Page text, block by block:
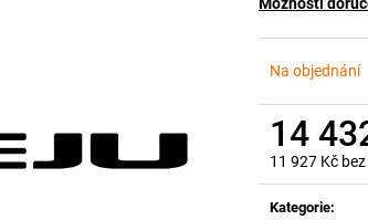
Na objednání
14
11 927 Kč bez
Měrná
cena:
Kategorie: